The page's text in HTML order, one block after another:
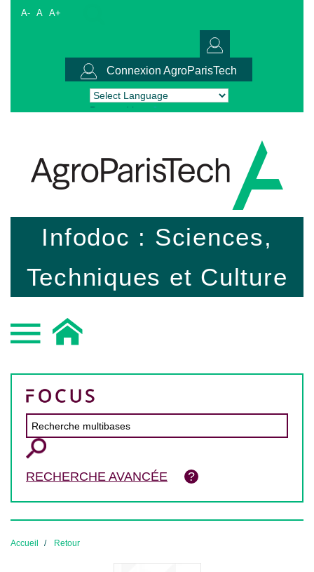
A- A A+
Connexion AgroParisTech
Powered by Translate
Infodoc : Sciences,
Techniques et Culture
RECHERCHE AVANCÉE
Accueil Retour